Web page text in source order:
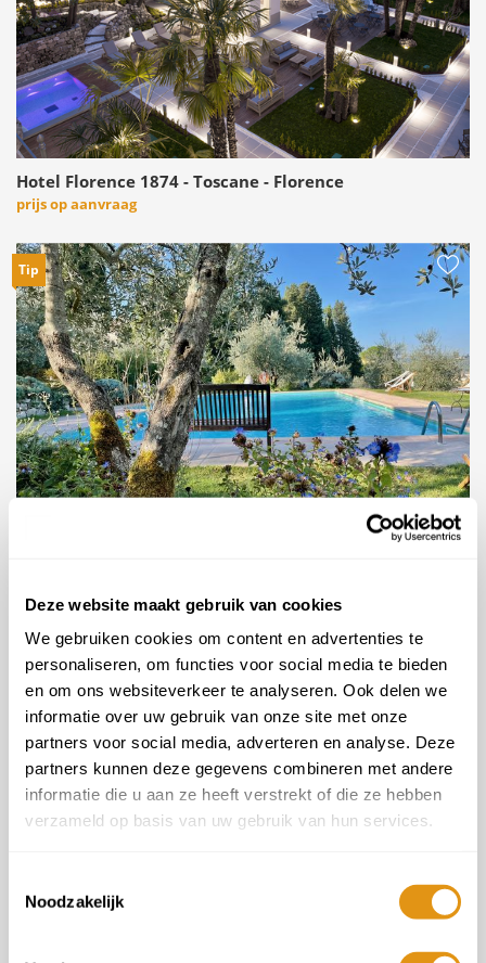
Deze website maakt gebruik van cookies
We gebruiken cookies om content en advertenties te
personaliseren, om functies voor social media te bieden
en om ons websiteverkeer te analyseren. Ook delen we
informatie over uw gebruik van onze site met onze
partners voor social media, adverteren en analyse. Deze
partners kunnen deze gegevens combineren met andere
informatie die u aan ze heeft verstrekt of die ze hebben
verzameld op basis van uw gebruik van hun services.
Noodzakelijk
Hotel Florence 1874 - Toscane - Florence
prijs op aanvraag
Tip
Villa Salvadori - Toscane
3 nachten vanaf €125 p.p.